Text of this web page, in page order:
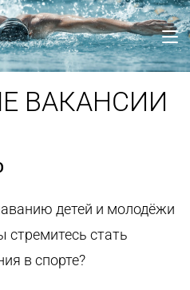
ВАКАНСИИ
детей и молодёжи
стремитесь стать
в спорте?